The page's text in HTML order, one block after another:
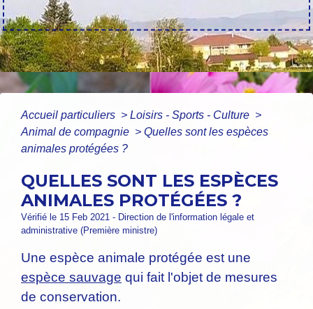
Accueil particuliers > Loisirs - Sports - Culture >
Animal de compagnie > Quelles sont les espèces
animales protégées ?
QUELLES SONT LES ESPÈCES
ANIMALES PROTÉGÉES ?
Vérifié le 15 Feb 2021 - Direction de l'information légale et
administrative (Première ministre)
Une espèce animale protégée est une
espèce sauvage qui fait l'objet de mesures
de conservation.